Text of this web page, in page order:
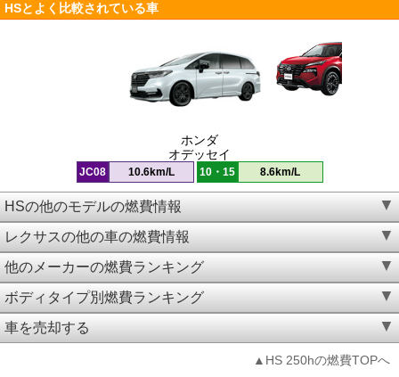
HSとよく比較されている車
ホンダ
オデッセイ
JC08 10.6km/L 10・15 8.6km/L
HSの他のモデルの燃費情報
レクサスの他の車の燃費情報
他のメーカーの燃費ランキング
ボディタイプ別燃費ランキング
車を売却する
▲HS 250hの燃費TOPへ